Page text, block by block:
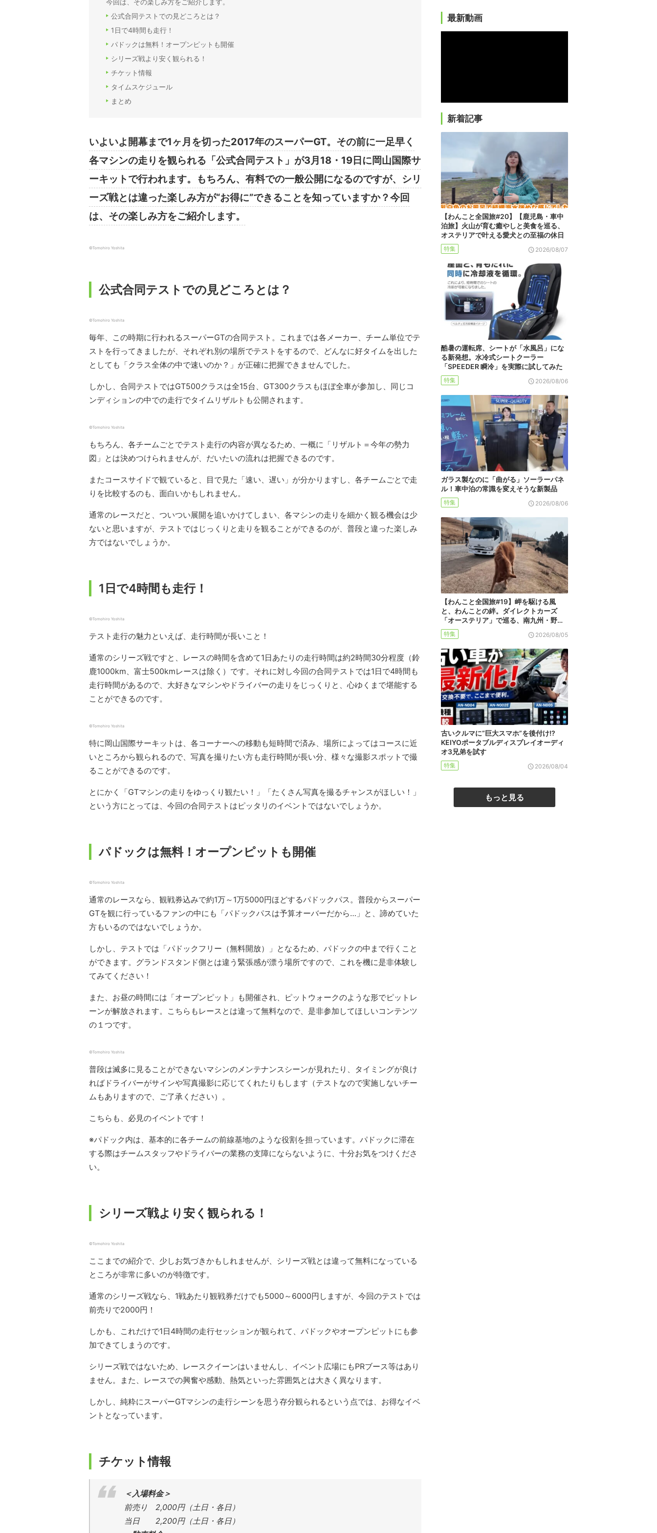
今回は、その楽しみ方をご紹介します。
公式合同テストでの見どころとは？
1日で4時間も走行！
パドックは無料！オープンピットも開催
シリーズ戦より安く観られる！
チケット情報
タイムスケジュール
まとめ
いよいよ開幕まで1ヶ月を切った2017年のスーパーGT。その前に一足早く
各マシンの走りを観られる「公式合同テスト」が3月18・19日に岡山国際サ
ーキットで行われます。もちろん、有料での一般公開になるのですが、シリ
ーズ戦とは違った楽しみ方が“お得に”できることを知っていますか？今回
は、その楽しみ方をご紹介します。
©︎Tomohiro Yoshita
公式合同テストでの見どころとは？
©︎Tomohiro Yoshita
毎年、この時期に行われるスーパーGTの合同テスト。これまでは各メーカー、チーム単位でテ
ストを行ってきましたが、それぞれ別の場所でテストをするので、どんなに好タイムを出した
としても「クラス全体の中で速いのか？」が正確に把握できませんでした。
しかし、合同テストではGT500クラスは全15台、GT300クラスもほぼ全車が参加し、同じコ
ンディションの中での走行でタイムリザルトも公開されます。
©︎Tomohiro Yoshita
もちろん、各チームごとでテスト走行の内容が異なるため、一概に「リザルト＝今年の勢力
図」とは決めつけられませんが、だいたいの流れは把握できるのです。
またコースサイドで観ていると、目で見た「速い、遅い」が分かりますし、各チームごとで走
りを比較するのも、面白いかもしれません。
通常のレースだと、ついつい展開を追いかけてしまい、各マシンの走りを細かく観る機会は少
ないと思いますが、テストではじっくりと走りを観ることができるのが、普段と違った楽しみ
方ではないでしょうか。
1日で4時間も走行！
©︎Tomohiro Yoshita
テスト走行の魅力といえば、走行時間が長いこと！
通常のシリーズ戦ですと、レースの時間を含めて1日あたりの走行時間は約2時間30分程度（鈴
鹿1000km、富士500kmレースは除く）です。それに対し今回の合同テストでは1日で4時間も
走行時間があるので、大好きなマシンやドライバーの走りをじっくりと、心ゆくまで堪能する
ことができるのです。
©︎Tomohiro Yoshita
特に岡山国際サーキットは、各コーナーへの移動も短時間で済み、場所によってはコースに近
いところから観られるので、写真を撮りたい方も走行時間が長い分、様々な撮影スポットで撮
ることができるのです。
とにかく「GTマシンの走りをゆっくり観たい！」「たくさん写真を撮るチャンスがほしい！」
という方にとっては、今回の合同テストはピッタリのイベントではないでしょうか。
パドックは無料！オープンピットも開催
©︎Tomohiro Yoshita
通常のレースなら、観戦券込みで約1万～1万5000円ほどするパドックパス。普段からスーパー
GTを観に行っているファンの中にも「パドックパスは予算オーバーだから…」と、諦めていた
方もいるのではないでしょうか。
しかし、テストでは「パドックフリー（無料開放）」となるため、パドックの中まで行くこと
ができます。グランドスタンド側とは違う緊張感が漂う場所ですので、これを機に是非体験し
てみてください！
また、お昼の時間には「オープンピット」も開催され、ピットウォークのような形でピットレ
ーンが解放されます。こちらもレースとは違って無料なので、是非参加してほしいコンテンツ
の１つです。
©︎Tomohiro Yoshita
普段は滅多に見ることができないマシンのメンテナンスシーンが見れたり、タイミングが良け
ればドライバーがサインや写真撮影に応じてくれたりもします（テストなので実施しないチー
ムもありますので、ご了承ください）。
こちらも、必見のイベントです！
※パドック内は、基本的に各チームの前線基地のような役割を担っています。パドックに滞在
する際はチームスタッフやドライバーの業務の支障にならないように、十分お気をつけくださ
い。
シリーズ戦より安く観られる！
©︎Tomohiro Yoshita
ここまでの紹介で、少しお気づきかもしれませんが、シリーズ戦とは違って無料になっている
ところが非常に多いのが特徴です。
通常のシリーズ戦なら、1戦あたり観戦券だけでも5000～6000円しますが、今回のテストでは
前売りで2000円！
しかも、これだけで1日4時間の走行セッションが観られて、パドックやオープンピットにも参
加できてしまうのです。
シリーズ戦ではないため、レースクイーンはいませんし、イベント広場にもPRブース等はあり
ません。また、レースでの興奮や感動、熱気といった雰囲気とは大きく異なります。
しかし、純粋にスーパーGTマシンの走行シーンを思う存分観られるという点では、お得なイベ
ントとなっています。
チケット情報
＜入場料金＞
前売り 2,000円（土日・各日）
当日 2,200円（土日・各日）
最新動画
新着記事
【わんこと全国旅#20】【鹿児島・車中
泊旅】火山が育む癒やしと美食を巡る、
オステリアで叶える愛犬との至福の休日
特集 2026/08/07
酷暑の運転席、シートが「水風呂」にな
る新発想。水冷式シートクーラー
「SPEEDER 瞬冷」を実際に試してみた
特集 2026/08/06
ガラス製なのに「曲がる」ソーラーパネ
ル！車中泊の常識を変えそうな新製品
特集 2026/08/06
【わんこと全国旅#19】岬を駆ける風
と、わんことの絆。ダイレクトカーズ
「オーステリア」で巡る、南九州・野…
特集 2026/08/05
古いクルマに“巨大スマホ”を後付け!?
KEIYOポータブルディスプレイオーディ
オ3兄弟を試す
特集 2026/08/04
もっと見る